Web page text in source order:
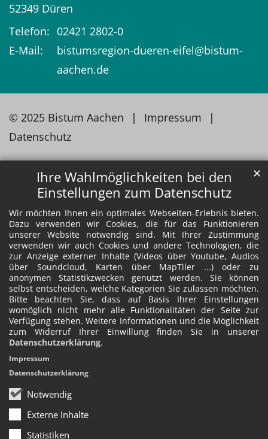
Ihre Wahlmöglichkeiten bei den
Einstellungen zum Datenschutz
Wir möchten Ihnen ein optimales Webseiten-Erlebnis bieten.
Dazu verwenden wir Cookies, die für das Funktionieren
unserer Website notwendig sind. Mit Ihrer Zustimmung
verwenden wir auch Cookies und andere Technologien, die
zur Anzeige externer Inhalte (Videos über Youtube, Audios
über Soundcloud, Karten über MapTiler ...) oder zu
anonymen Statistikzwecken genutzt werden. Sie können
selbst entscheiden, welche Kategorien Sie zulassen möchten.
Bitte beachten Sie, dass auf Basis Ihrer Einstellungen
womöglich nicht mehr alle Funktionalitäten der Seite zur
Verfügung stehen. Weitere Informationen und die Möglichkeit
zum Widerruf Ihrer Einwillung finden Sie in unserer
Datenschutzerklärung.
Notwendig
Externe Inhalte
Statistiken
✕
Impressum
Datenschutzerklärung
52349 Düren
Telefon: 02421 2802-0
E-Mail:
bistumsregion-dueren-eifel@bistum-
aachen.de
© 2025 Bistum Aachen
Impressum
Datenschutz